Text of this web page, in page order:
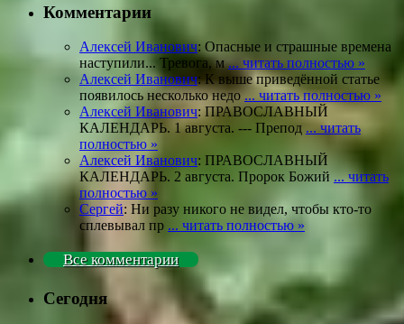
Комментарии
Алексей Иванович: Опасные и страшные времена
наступили... Тревога, м... читать полностью »
Алексей Иванович: К выше приведённой статье
появилось несколько недо ... читать полностью »
Алексей Иванович: ПРАВОСЛАВНЫЙ
КАЛЕНДАРЬ. 1 августа. --- Препод ... читать
полностью »
Алексей Иванович: ПРАВОСЛАВНЫЙ
КАЛЕНДАРЬ. 2 августа. Пророк Божий ... читать
полностью »
Сергей: Ни разу никого не видел, чтобы кто-то
сплевывал пр ... читать полностью »
Все комментарии
Сегодня